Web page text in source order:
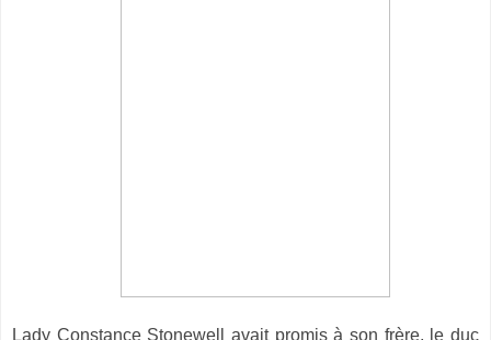
Lady Constance Stonewell avait promis à son frère, le duc